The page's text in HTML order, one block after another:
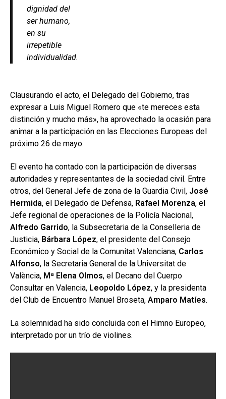
dignidad del
ser humano,
en su
irrepetible
individualidad.
Clausurando el acto, el Delegado del Gobierno, tras
expresar a Luis Miguel Romero que «te mereces esta
distinción y mucho más», ha aprovechado la ocasión para
animar a la participación en las Elecciones Europeas del
próximo 26 de mayo.
El evento ha contado con la participación de diversas
autoridades y representantes de la sociedad civil. Entre
otros, del General Jefe de zona de la Guardia Civil, José
Hermida, el Delegado de Defensa, Rafael Morenza, el
Jefe regional de operaciones de la Policía Nacional,
Alfredo Garrido, la Subsecretaria de la Conselleria de
Justicia, Bárbara López, el presidente del Consejo
Económico y Social de la Comunitat Valenciana, Carlos
Alfonso, la Secretaria General de la Universitat de
València, Mª Elena Olmos, el Decano del Cuerpo
Consultar en Valencia, Leopoldo López, y la presidenta
del Club de Encuentro Manuel Broseta, Amparo Matíes.
La solemnidad ha sido concluida con el Himno Europeo,
interpretado por un trío de violines.